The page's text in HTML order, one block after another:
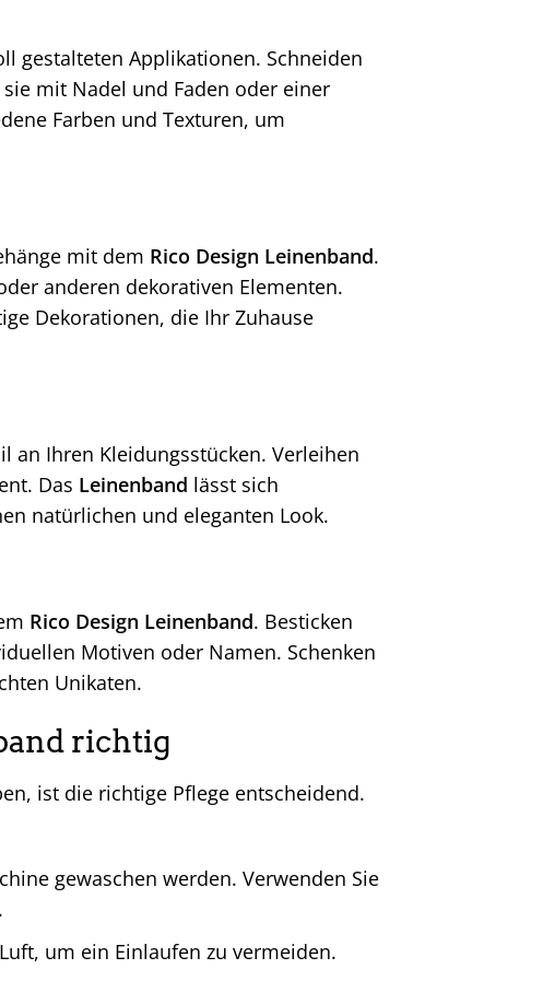
gestalteten Applikationen. Schneiden
mit Nadel und Faden oder einer
Farben und Texturen, um
mit dem Rico Design Leinenband.
anderen dekorativen Elementen.
Dekorationen, die Ihr Zuhause
an Ihren Kleidungsstücken. Verleihen
Das Leinenband lässt sich
natürlichen und eleganten Look.
Rico Design Leinenband. Besticken
Motiven oder Namen. Schenken
Unikaten.
richtig
ist die richtige Pflege entscheidend.
gewaschen werden. Verwenden Sie
um ein Einlaufen zu vermeiden.